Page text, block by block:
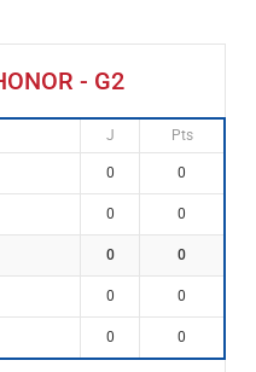
- G2
J Pts
0 0
0 0
0 0
0 0
0 0